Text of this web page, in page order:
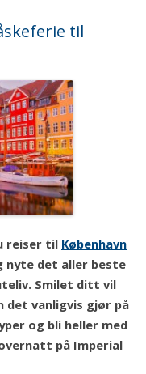
til
reiser til København
nyte det aller beste
Smilet ditt vil
det vanligvis gjør på
og bli heller med
på Imperial